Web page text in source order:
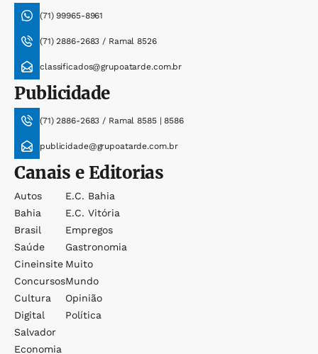
(71) 99965-8961
(71) 2886-2683 / Ramal 8526
classificados@grupoatarde.com.br
Publicidade
(71) 2886-2683 / Ramal 8585 | 8586
publicidade@grupoatarde.com.br
Canais e Editorias
Autos
Bahia
Brasil
Saúde
Cineinsite
Concursos
Cultura
Digital
Salvador
Economia
E.c. Bahia
E.c. Vitória
Empregos
Gastronomia
Muito
Mundo
Opinião
Política